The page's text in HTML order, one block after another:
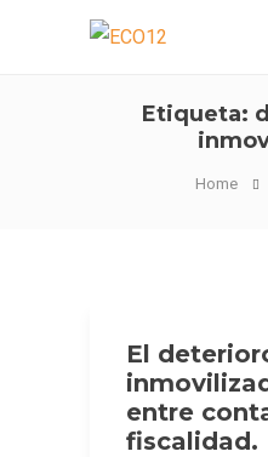
Etiqueta:
Home
El
entre
fiscalidad.